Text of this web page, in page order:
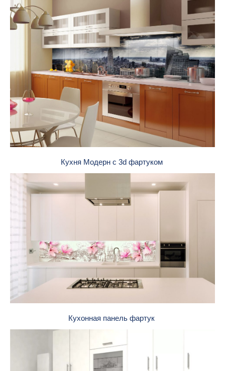
Кухня Модерн с 3d фартуком
Кухонная панель фартук